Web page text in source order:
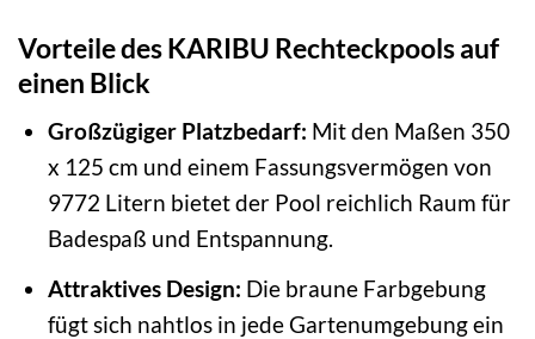
Vorteile des KARIBU Rechteckpools auf
einen Blick
Großzügiger Platzbedarf: Mit den Maßen 350
x 125 cm und einem Fassungsvermögen von
9772 Litern bietet der Pool reichlich Raum für
Badespaß und Entspannung.
Attraktives Design: Die braune Farbgebung
fügt sich nahtlos in jede Gartenumgebung ein